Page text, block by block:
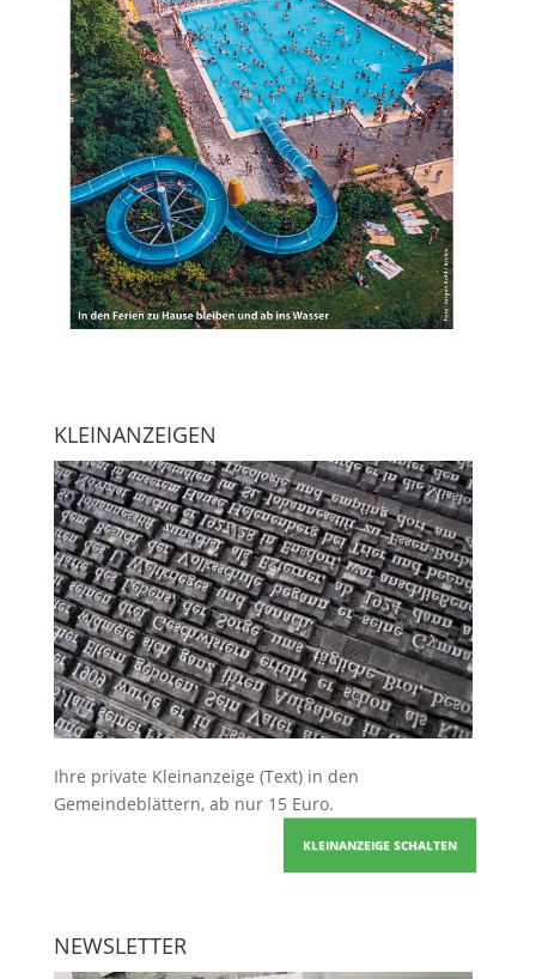
KLEINANZEIGEN
Ihre private Kleinanzeige (Text) in den
Gemeindeblättern, ab nur 15 Euro.
KLEINANZEIGE SCHALTEN
NEWSLETTER